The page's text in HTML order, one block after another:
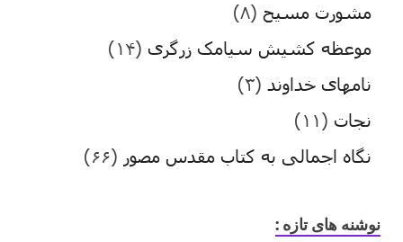
مشورت مسیح (۸)
موعظه کشیش سیامک زرگری (۱۴)
نامهای خداوند (۳)
نجات (۱۱)
نگاه اجمالی به کتاب مقدس مصور (۶۶)
نوشنه های تازه :